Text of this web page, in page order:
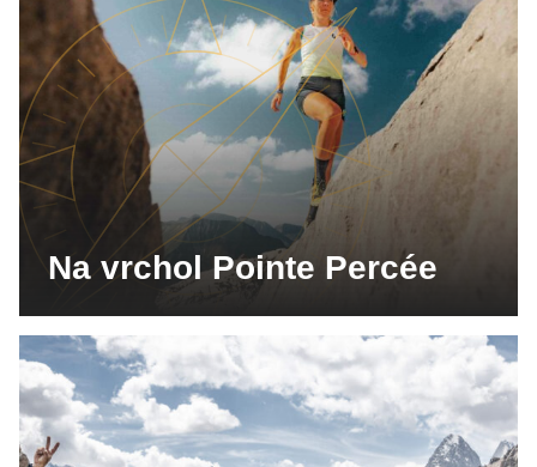
Na vrchol Pointe Percée